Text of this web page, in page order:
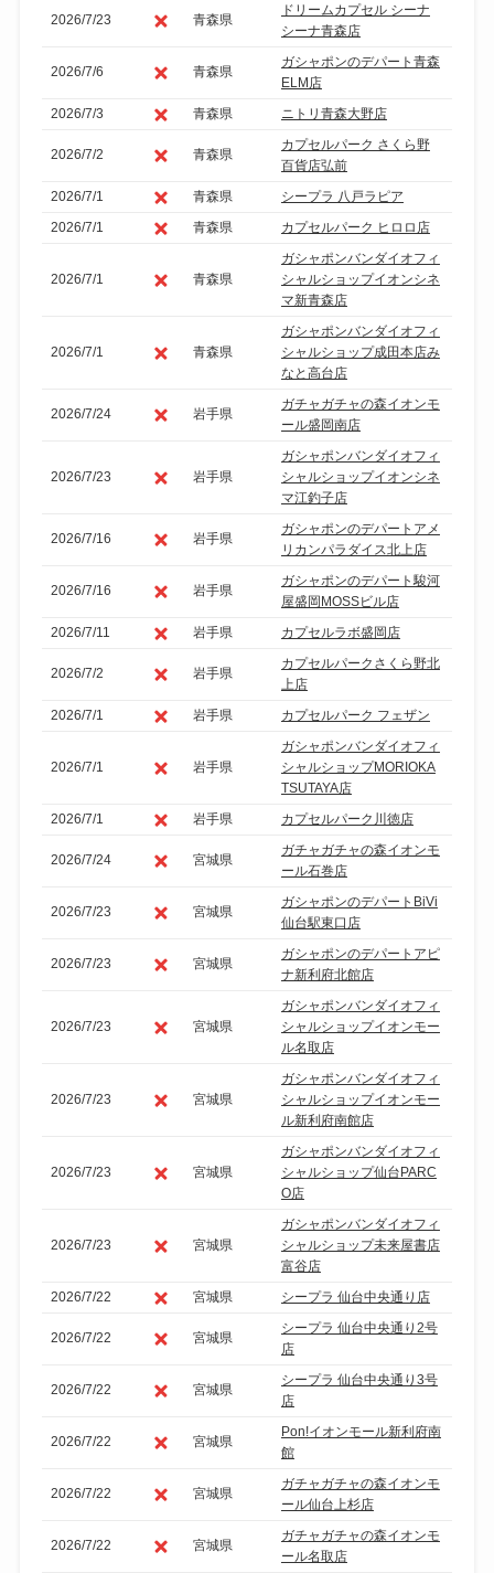
2026/7/23 青森県
ドリームカプセル シーナ
シーナ青森店
2026/7/6 青森県
ガシャポンのデパート青森
ELM店
2026/7/3
青森県 ニトリ青森大野店
2026/7/2 青森県
カプセルパーク さくら野
百貨店弘前
2026/7/1
青森県
シープラ 八戸ラピア
2026/7/1
青森県 カプセルパーク ヒロロ店
2026/7/1 青森県
ガシャポンバンダイオフィ
シャルショップイオンシネ
マ新青森店
2026/7/1 青森県
ガシャポンバンダイオフィ
シャルショップ成田本店み
なと高台店
2026/7/24 岩手県
ガチャガチャの森イオンモ
ール盛岡南店
2026/7/23 岩手県
ガシャポンバンダイオフィ
シャルショップイオンシネ
マ江釣子店
2026/7/16 岩手県
ガシャポンのデパートアメ
リカンパラダイス北上店
2026/7/16 岩手県
ガシャポンのデパート駿河
屋盛岡MOSSビル店
2026/7/11
岩手県 カプセルラボ盛岡店
2026/7/2 岩手県
カプセルパークさくら野北
上店
2026/7/1
岩手県 カプセルパーク フェザン
2026/7/1 岩手県
ガシャポンバンダイオフィ
シャルショップMORIOKA
TSUTAYA店
2026/7/1
岩手県 カプセルパーク川徳店
2026/7/24 宮城県
ガチャガチャの森イオンモ
ール石巻店
2026/7/23 宮城県
ガシャポンのデパートBiVi
仙台駅東口店
2026/7/23 宮城県
ガシャポンのデパートアピ
ナ新利府北館店
2026/7/23 宮城県
ガシャポンバンダイオフィ
シャルショップイオンモー
ル名取店
2026/7/23 宮城県
ガシャポンバンダイオフィ
シャルショップイオンモー
ル新利府南館店
2026/7/23 宮城県
ガシャポンバンダイオフィ
シャルショップ仙台PARC
O店
2026/7/23 宮城県
ガシャポンバンダイオフィ
シャルショップ未来屋書店
富谷店
2026/7/22
宮城県 シープラ 仙台中央通り店
2026/7/22 宮城県
シープラ 仙台中央通り2号
店
2026/7/22 宮城県
シープラ 仙台中央通り3号
店
2026/7/22 宮城県
Pon!イオンモール新利府南
館
2026/7/22 宮城県
ガチャガチャの森イオンモ
ール仙台上杉店
2026/7/22 宮城県
ガチャガチャの森イオンモ
ール名取店